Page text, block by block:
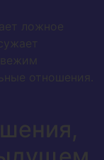
ложное
отношения.